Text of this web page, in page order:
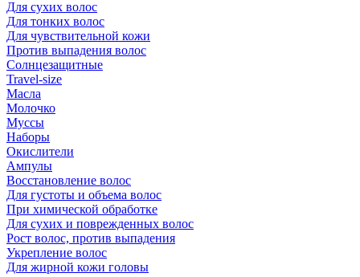
Для сухих волос
Для тонких волос
Для чувствительной кожи
Против выпадения волос
Солнцезащитные
Travel-size
Масла
Молочко
Муссы
Наборы
Окислители
Ампулы
Восстановление волос
Для густоты и объема волос
При химической обработке
Для сухих и поврежденных волос
Рост волос, против выпадения
Укрепление волос
Для жирной кожи головы